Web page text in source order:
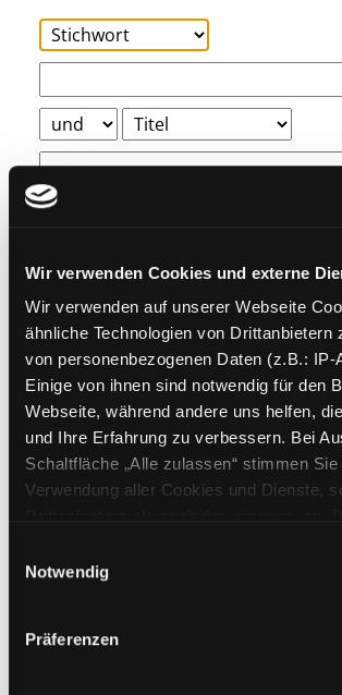
Wir verwenden Cookies und externe
Wir verwenden auf unserer Webseite
ähnliche Technologien von Drittanbietern
von personenbezogenen Daten (z.B.: IP-
Einige von ihnen sind notwendig für den
Webseite, während andere uns helfen,
und Ihre Erfahrung zu verbessern. Bei
Schaltfläche „Alle zulassen“ stimmen Sie
Verwendung aller Cookies und Dienste,
Cookies von Drittanbietern, eine
unsicheren Drittländern (Länder
ohne adäquates Datenschutzniveau)
diesem Zusammenhang können aktuell
Notwendig
Präferenzen
Weitere Suchkriterien
Erwerbungen der letzten Tage
Jahr von
Medien anzeigen, die nach dem
Jahr bis
Medien
E-Medien
Mediengruppe